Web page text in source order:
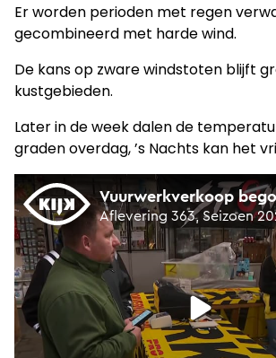
Er worden perioden met regen
gecombineerd met harde wind.
De kans op zware windstoten blijft
kustgebieden.
Later in de week dalen de
graden overdag, ’s Nachts kan het